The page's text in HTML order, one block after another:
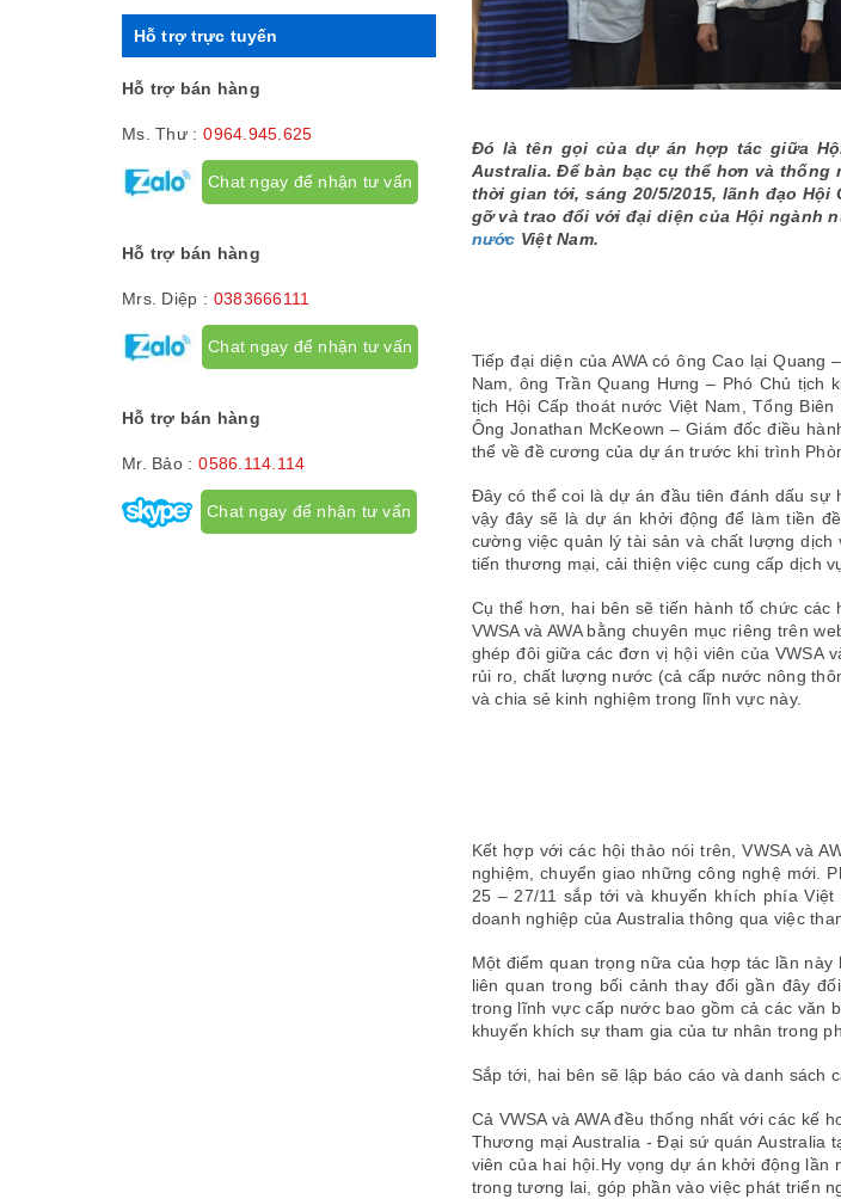
Đó là tên gọi của dự án hợp tác giữa
Australia. Để bàn bạc cụ thể hơn và
thời gian tới, sáng 20/5/2015, lãnh đạo Hội
gỡ và trao đổi với đại diện của Hội ngành
nước Việt Nam.
Tiếp đại diện của AWA có ông Cao lại
Nam, ông Trần Quang Hưng – Phó Chủ tịch
tịch Hội Cấp thoát nước Việt Nam, Tổng
Ông Jonathan McKeown – Giám đốc điều
thể về đề cương của dự án trước khi trình
Đây có thể coi là dự án đầu tiên đánh dấu sự
vậy đây sẽ là dự án khởi động để làm tiền
cường việc quản lý tài sản và chất lượng
tiến thương mại, cải thiện việc cung cấp dịch
Cụ thể hơn, hai bên sẽ tiến hành tổ chức
VWSA và AWA bằng chuyên mục riêng trên
ghép đôi giữa các đơn vị hội viên của VWSA
rủi ro, chất lượng nước (cả cấp nước nông
và chia sẻ kinh nghiệm trong lĩnh vực này.
Kết hợp với các hội thảo nói trên, VWSA và
nghiệm, chuyển giao những công nghệ mới.
25 – 27/11 sắp tới và khuyến khích phía
doanh nghiệp của Australia thông qua việc
Một điểm quan trọng nữa của hợp tác lần
liên quan trong bối cảnh thay đổi gần đây
trong lĩnh vực cấp nước bao gồm cả các văn
khuyến khích sự tham gia của tư nhân trong
Sắp tới, hai bên sẽ lập báo cáo và danh sách
Cả VWSA và AWA đều thống nhất với các kế
Thương mại Australia - Đại sứ quán Australia
viên của hai hội.Hy vọng dự án khởi động
trong tương lai, góp phần vào việc phát triển
Hỗ trợ trực tuyến
Hỗ trợ bán hàng
Ms. Thư : 0964.945.625
Chat ngay để nhận tư vấn
Hỗ trợ bán hàng
Mrs. Diệp : 0383666111
Chat ngay để nhận tư vấn
Hỗ trợ bán hàng
Mr. Bảo : 0586.114.114
Chat ngay để nhận tư vấn